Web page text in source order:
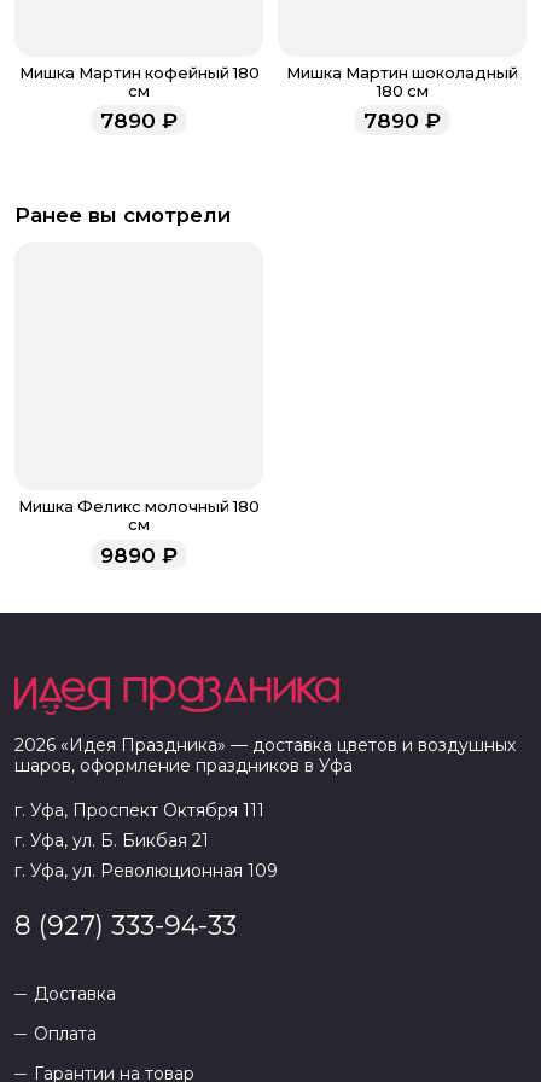
Мишка Мартин кофейный 180
см
7890 ₽
Мишка Мартин шоколадный
180 см
7890 ₽
Ранее вы смотрели
Мишка Феликс молочный 180
см
9890 ₽
2026 «Идея Праздника» — доставка цветов и воздушных
шаров, оформление праздников в Уфа
г. Уфа, Проспект Октября 111
г. Уфа, ул. Б. Бикбая 21
г. Уфа, ул. Революционная 109
8 (927) 333-94-33
Доставка
Оплата
Гарантии на товар